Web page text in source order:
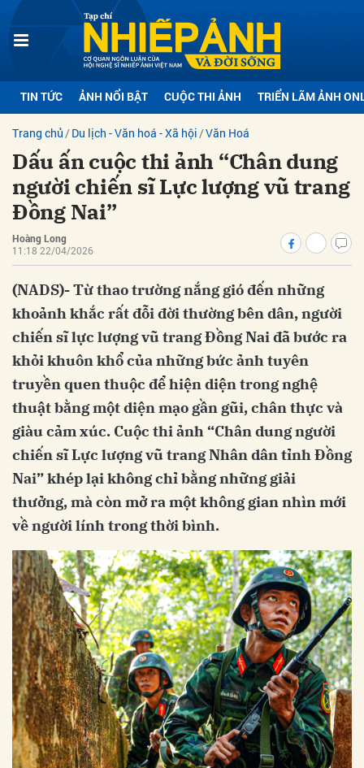
TIN TỨC ẢNH NỔI BẬT CUỘC THI ẢNH TRIỂN LÃM ẢNH
Trang chủ Du lịch - Văn hoá - Xã hội Văn Hoá
Dấu ấn cuộc thi ảnh “Chân dung
người chiến sĩ Lực lượng vũ trang
Đồng Nai”
Hoàng Long
11:18 22/04/2026
(NADS)- Từ thao trường nắng gió đến những
khoảnh khắc rất đỗi đời thường bên dân, người
chiến sĩ lực lượng vũ trang Đồng Nai đã bước ra
khỏi khuôn khổ của những bức ảnh tuyên
truyền quen thuộc để hiện diện trong nghệ
thuật bằng một diện mạo gần gũi, chân thực và
giàu cảm xúc. Cuộc thi ảnh “Chân dung người
chiến sĩ Lực lượng vũ trang Nhân dân tỉnh Đồng
Nai” khép lại không chỉ bằng những giải
thưởng, mà còn mở ra một không gian nhìn mới
về người lính trong thời bình.
luận
Hủy